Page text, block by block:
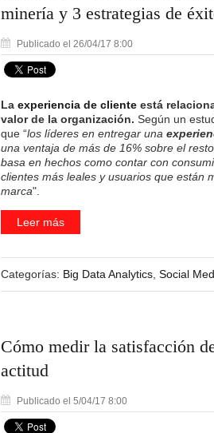
minería y 3 estrategias de
Publicado el 26/04/17 8:00
La experiencia de clienteestá
valor de la organización. Según un
que “los líderes en entregar una
una ventaja de más de 16% sobre el
basa en hechos como contar con
clientes más leales y usuarios que están
marca".
Leer más
Categorías: Big Data Analytics, Social
Cómo medir la satisfacción
actitud
Publicado el 5/04/17 8:00